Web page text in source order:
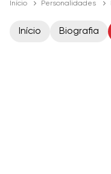
Início Personalidades
Início Biografia